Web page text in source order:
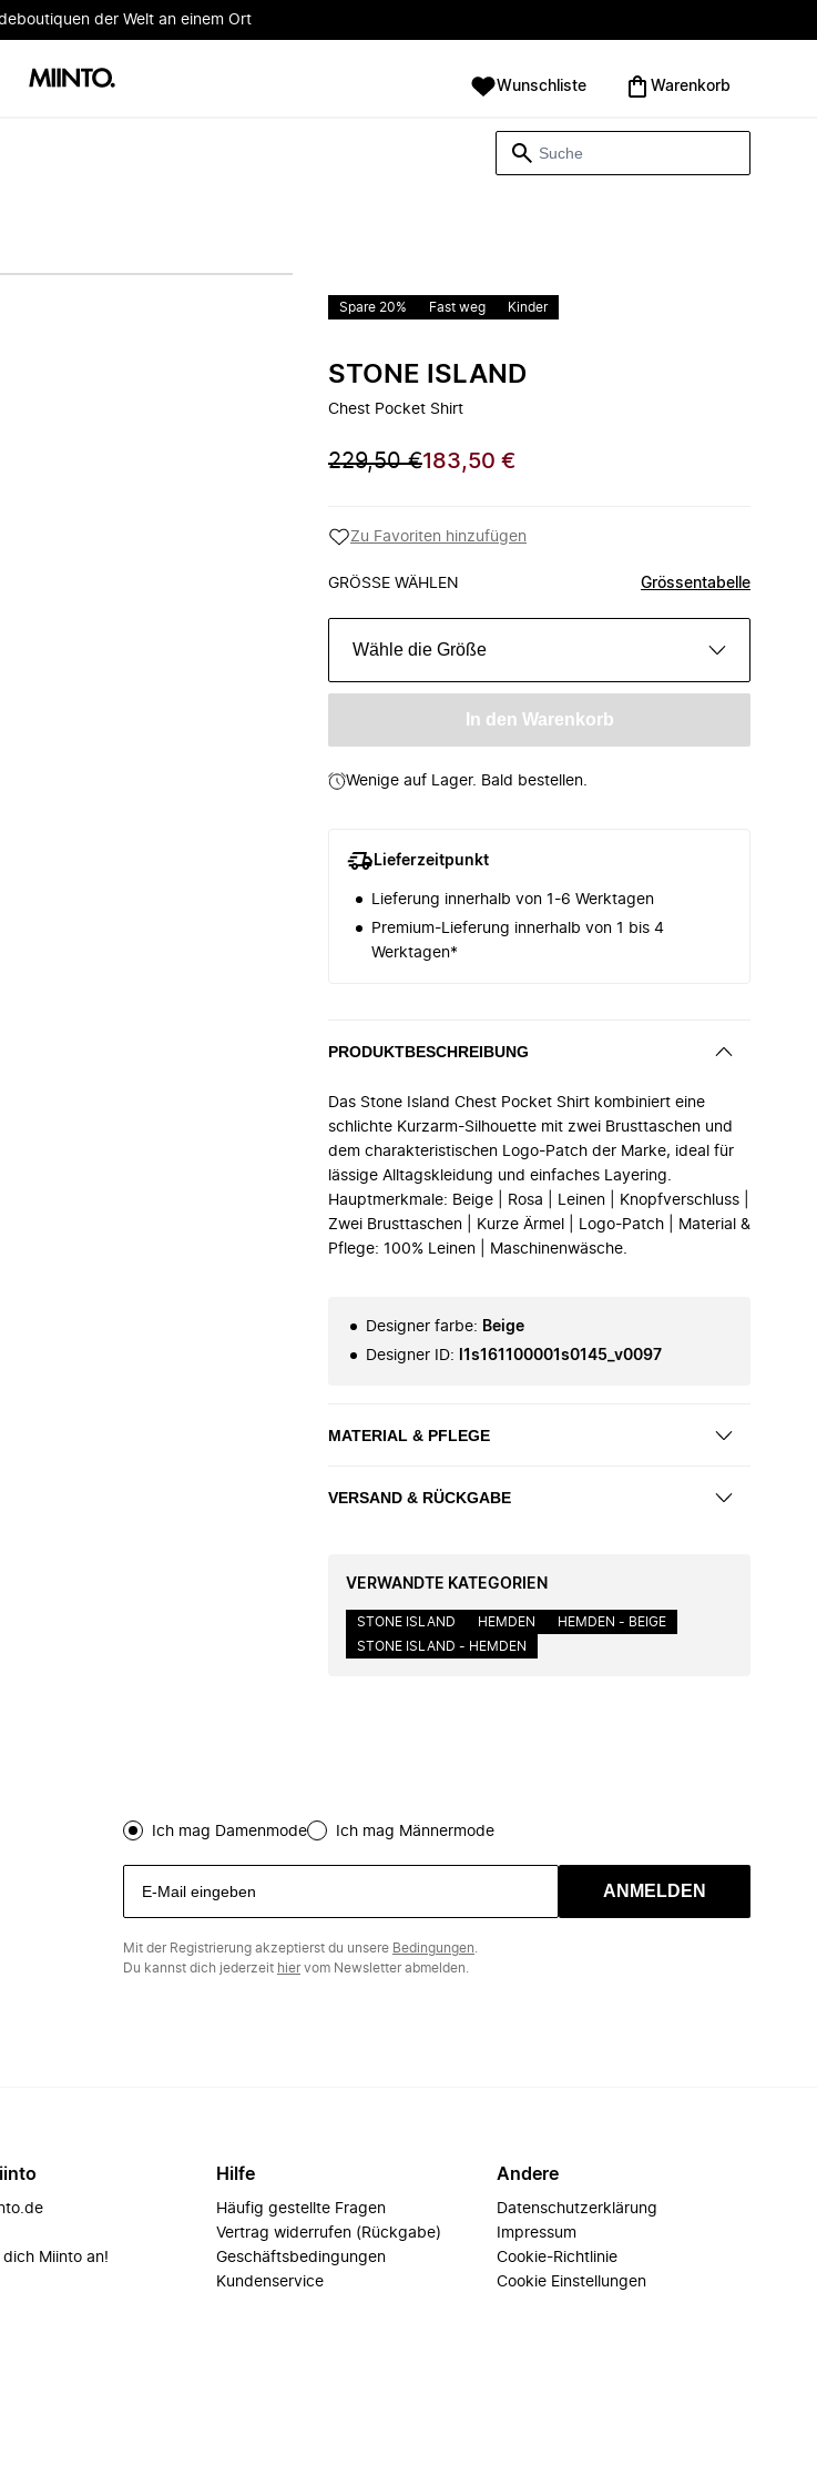
der Welt an einem Ort
Wunschliste Warenkorb
Spare 20% Fast weg Kinder
STONE ISLAND
Chest Pocket Shirt
229,50 €183,50 €
Zu Favoriten hinzufügen
GRÖSSE WÄHLEN Grössentabelle
Wähle die Größe
In den Warenkorb
Wenige auf Lager. Bald bestellen.
Lieferzeitpunkt
Lieferung innerhalb von 1-6 Werktagen
Premium-Lieferung innerhalb von 1 bis 4
Werktagen*
PRODUKTBESCHREIBUNG
Das Stone Island Chest Pocket Shirt kombiniert eine
schlichte Kurzarm-Silhouette mit zwei Brusttaschen und
dem charakteristischen Logo-Patch der Marke, ideal für
lässige Alltagskleidung und einfaches Layering.
Hauptmerkmale: Beige | Rosa | Leinen | Knopfverschluss |
Zwei Brusttaschen | Kurze Ärmel | Logo-Patch | Material &
Pflege: 100% Leinen | Maschinenwäsche.
Designer farbe: Beige
Designer ID: l1s161100001s0145_v0097
MATERIAL & PFLEGE
VERSAND & RÜCKGABE
VERWANDTE KATEGORIEN
STONE ISLAND HEMDEN
HEMDEN - BEIGE
STONE ISLAND - HEMDEN
Ich mag Damenmode Ich mag Männermode
ANMELDEN
Mit der Registrierung akzeptierst du unsere Bedingungen
Du kannst dich jederzeit hiervom Newsletter abmelden.
dich Miinto an!
Hilfe
Häufig gestellte Fragen
Vertrag widerrufen (Rückgabe)
Geschäftsbedingungen
Kundenservice
Andere
Datenschutzerklärung
Impressum
Cookie-Richtlinie
Cookie Einstellungen